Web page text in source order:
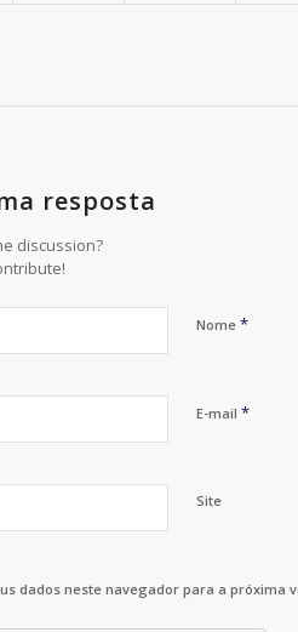
resposta
discussion?
Nome *
E-mail *
Site
dados neste navegador para a próxima